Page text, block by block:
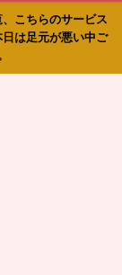
こちらのサービス
は足元が悪い中ご